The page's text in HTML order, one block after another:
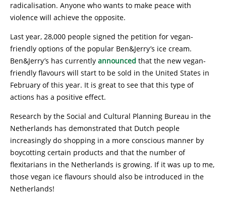
radicalisation. Anyone who wants to make peace with
violence will achieve the opposite.
Last year, 28,000 people signed the petition for vegan-
friendly options of the popular Ben&Jerry’s ice cream.
Ben&Jerry’s has currently announced that the new vegan-
friendly flavours will start to be sold in the United States in
February of this year. It is great to see that this type of
actions has a positive effect.
Research by the Social and Cultural Planning Bureau in the
Netherlands has demonstrated that Dutch people
increasingly do shopping in a more conscious manner by
boycotting certain products and that the number of
flexitarians in the Netherlands is growing. If it was up to me,
those vegan ice flavours should also be introduced in the
Netherlands!